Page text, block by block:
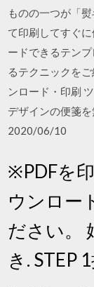
ものの一つが「
て印刷してすぐ
ードできるテン
るテクニックを
ンロード・印刷
デザインの便箋
2020/06/10
※PDFを
ウンロー
ださい。
き. STEP